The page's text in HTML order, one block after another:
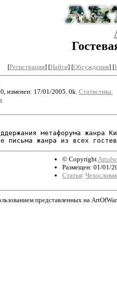
[Регистрация] [Найти] [Обсуждения] [
изменен: 17/01/2005. 0k. Статистика.
метафорума жанра
© Copyright
Размещен: 01/01/
Статья:
представленных на